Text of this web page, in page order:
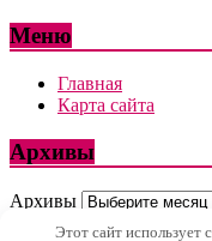
Меню
Главная
Карта сайта
Архивы
Архивы
Этот сайт